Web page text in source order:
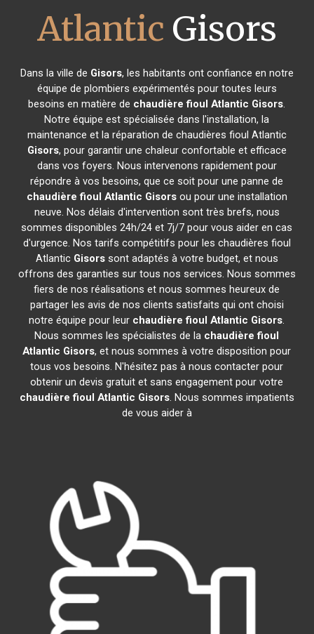
Atlantic Gisors
Dans la ville de Gisors, les habitants ont confiance en notre
équipe de plombiers expérimentés pour toutes leurs
besoins en matière de chaudière fioul Atlantic Gisors.
Notre équipe est spécialisée dans l'installation, la
maintenance et la réparation de chaudières fioul Atlantic
Gisors, pour garantir une chaleur confortable et efficace
dans vos foyers. Nous intervenons rapidement pour
répondre à vos besoins, que ce soit pour une panne de
chaudière fioul Atlantic Gisorsou pour une installation
neuve. Nos délais d'intervention sont très brefs, nous
sommes disponibles 24h/24 et 7j/7 pour vous aider en cas
d'urgence. Nos tarifs compétitifs pour les chaudières fioul
Atlantic Gisorssont adaptés à votre budget, et nous
offrons des garanties sur tous nos services. Nous sommes
fiers de nos réalisations et nous sommes heureux de
partager les avis de nos clients satisfaits qui ont choisi
notre équipe pour leur chaudière fioul Atlantic Gisors.
Nous sommes les spécialistes de la chaudière fioul
Atlantic Gisors, et nous sommes à votre disposition pour
tous vos besoins. N'hésitez pas à nous contacter pour
obtenir un devis gratuit et sans engagement pour votre
chaudière fioul Atlantic Gisors. Nous sommes impatients
de vous aider à